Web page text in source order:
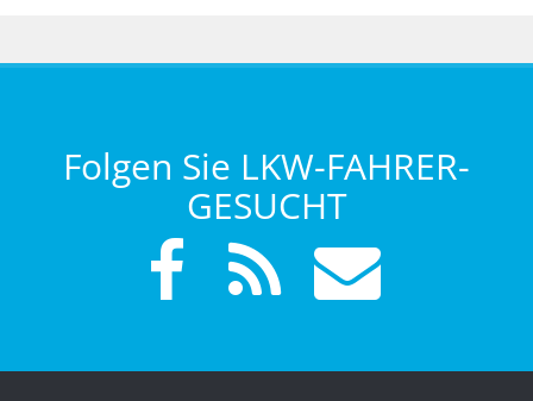
Folgen Sie LKW-FAHRER-
GESUCHT